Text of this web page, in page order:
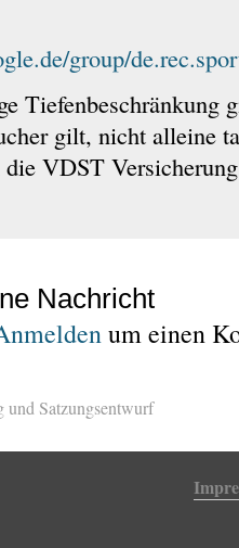
group/
Tiefenbeschränkung
gilt, nicht alleine
VDST
Nachricht
um einen
und Satzungsentwurf